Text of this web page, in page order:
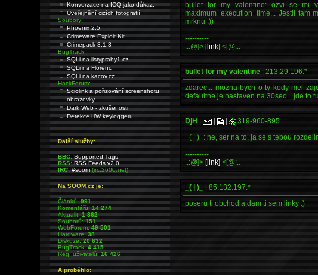
bullet for my valentine: ozvi se mi
maximum_execution_time... Jestli
mrknu :))
----------
..:@]> [link] <[@:..
bullet for my valentine |213.29.196.*
zdarec... mozna bych o ty kody mel
defaultne je nastaven na 30sec... jde to
DjH | | 319-960-895
_( | )_: ne, ser na to, ja se s tebou
----------
..:@]> [link] <[@:..
_( | )_ |85.132.197.*
poseru ti obchod a dam ti sem linky :)
Konverzace na ICQ jako důkaz.
Uveřejnění cizích fotografií
Soubory:
Phoenix 2.5
Crimeware Exploit Kit
Crimepack 3.1.3
BugTrack:
SQLi na listyprahy1.cz
SQLi na Florenc
SQLi na kacov.cz
HackForum:
Sciolink a pořizování screenshotu
obrazovky
Dark Web - zkušenosti
Detekce HW keyloggeru
Další služby:
BBC: Supported Tags
RSS: RSS Feeds v2.0
IRC: #soom(irc.2600.net)
Na SOOM.cz je:
Článků:991
Komentářů:14 274
Aktualit:1 862
Souborů:151
WebForum:49 501
Hardware:38
Diskuze:20 632
BugTrack:4 415
Reg. uživatelů:16 426
A proběhlo: